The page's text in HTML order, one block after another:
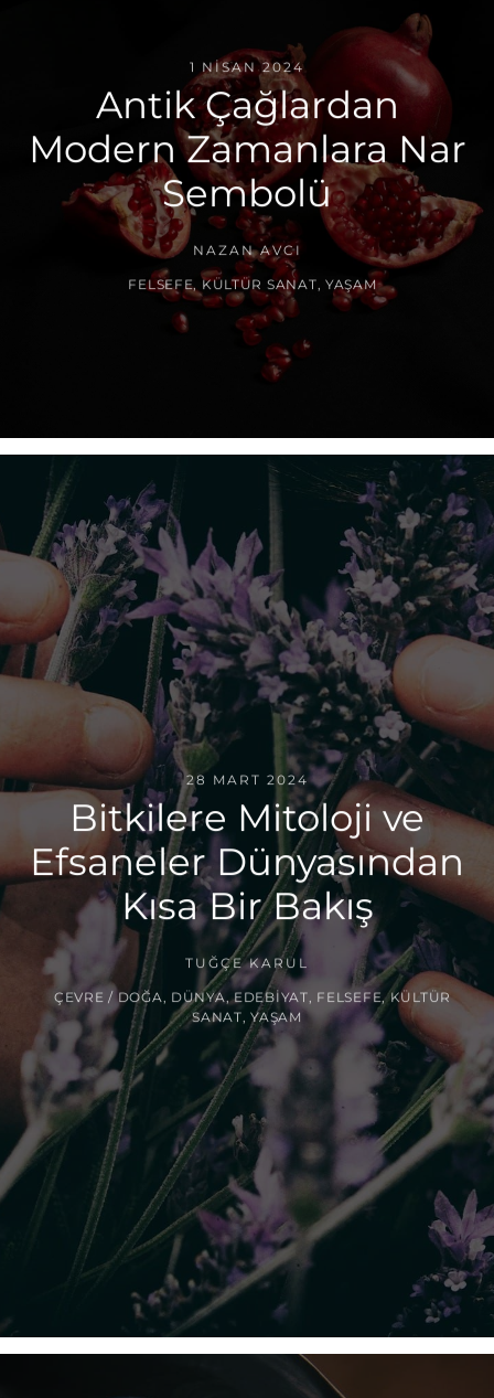
1 NISAN 2024
Antik Çağlardan
Modern Zamanlara Nar
Sembolü
NAZAN AVCI
FELSEFE, KÜLTÜR SANAT YAŞAM
28 MART 2024
Bitkilere Mitoloji ve
Efsaneler Dünyasından
Kısa Bir Bakış
TUĞÇE KARUL
ÇEVRE / DOĞA DÜNYA ,EDEBIYAT FELSEFE,KÜLTÜR
SANAT ,YAŞAM